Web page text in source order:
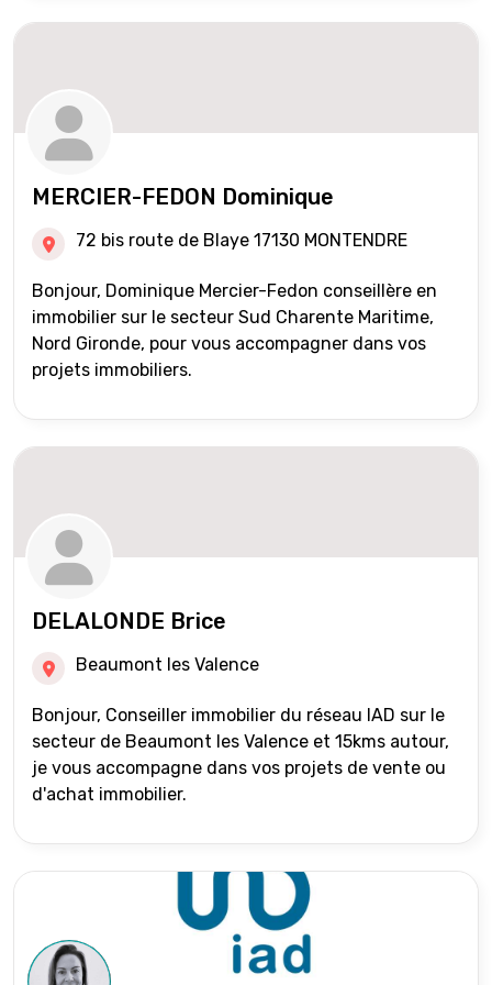
MERCIER-FEDON Dominique
72 bis route de Blaye 17130 MONTENDRE
Bonjour, Dominique Mercier-Fedon conseillère en
immobilier sur le secteur Sud Charente Maritime,
Nord Gironde, pour vous accompagner dans vos
projets immobiliers.
DELALONDE Brice
Beaumont les Valence
Bonjour, Conseiller immobilier du réseau IAD sur le
secteur de Beaumont les Valence et 15kms autour,
je vous accompagne dans vos projets de vente ou
d'achat immobilier.